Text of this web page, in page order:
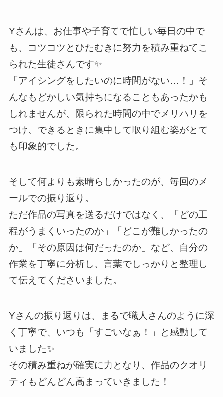
Yさんは、お仕事や子育てで忙しい毎日の中で
も、コツコツとひたむきに努力を積み重ねてこ
られた生徒さんです✨
「アイシングをしたいのに時間がない…！」そ
んなもどかしい気持ちになることもあったかも
しれませんが、限られた時間の中でメリハリを
つけ、できるときに集中して取り組む姿がとて
も印象的でした。
そして何よりも素晴らしかったのが、毎回のメ
ールでの振り返り。
ただ作品の写真を送るだけではなく、「どの工
程がうまくいったのか」「どこが難しかったの
か」「その原因は何だったのか」など、自分の
作業を丁寧に分析し、言葉でしっかりと整理し
て伝えてくださいました。
Yさんの振り返りは、まるで職人さんのように深
く丁寧で、いつも「すごいなぁ！」と感動して
いました✨
その積み重ねが確実に力となり、作品のクオリ
ティもどんどん高まっていきました！